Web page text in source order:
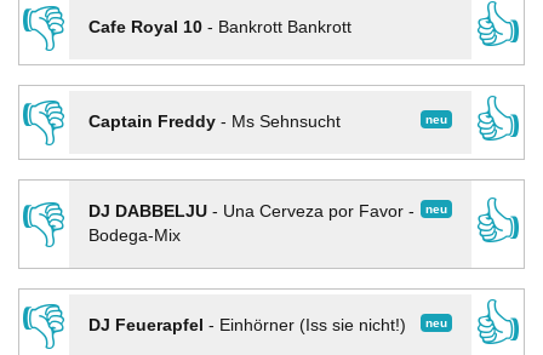
👎
Cafe Royal 10- Bankrott Bankrott
👍
👎
neu
Captain Freddy- Ms Sehnsucht
👍
👎
neu
DJ DABBELJU- Una Cerveza por Favor -
Bodega-Mix
👍
👎
neu
DJ Feuerapfel - Einhörner (Iss sie nicht!)
👍